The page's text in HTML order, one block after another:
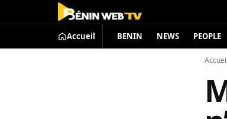
Accueil BENIN NEWS PEOPLE
Accueil